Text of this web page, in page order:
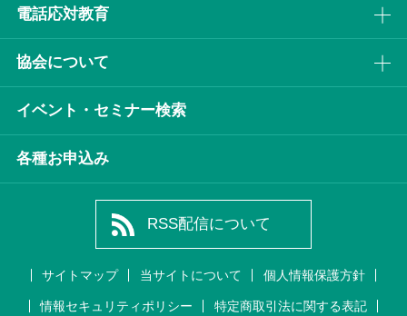
電話応対教育
協会について
イベント・セミナー検索
各種お申込み
RSS配信について
サイトマップ 当サイトについて 個人情報保護方針
情報セキュリティポリシー 特定商取引法に関する表記